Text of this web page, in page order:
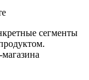
сегменты